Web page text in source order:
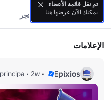
المتجر المنتسبين
الإعلامات
Epixios
•
2w
•
principa
تم نقل قائمة الأعضاء
يمكنك الآن عرضها هنا